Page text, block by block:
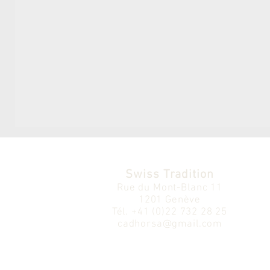
Swiss Tradition
Rue du Mont-Blanc 11
1201 Genève
Tél.
+41 (0)22 732 28 25
cadhorsa@gmail.com